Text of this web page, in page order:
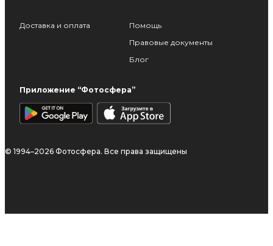
Доставка и оплата
Помощь
Правовые документы
Блог
Приложение “Фотосфера”
© 1994–2026 Фотосфера. Все права защищены